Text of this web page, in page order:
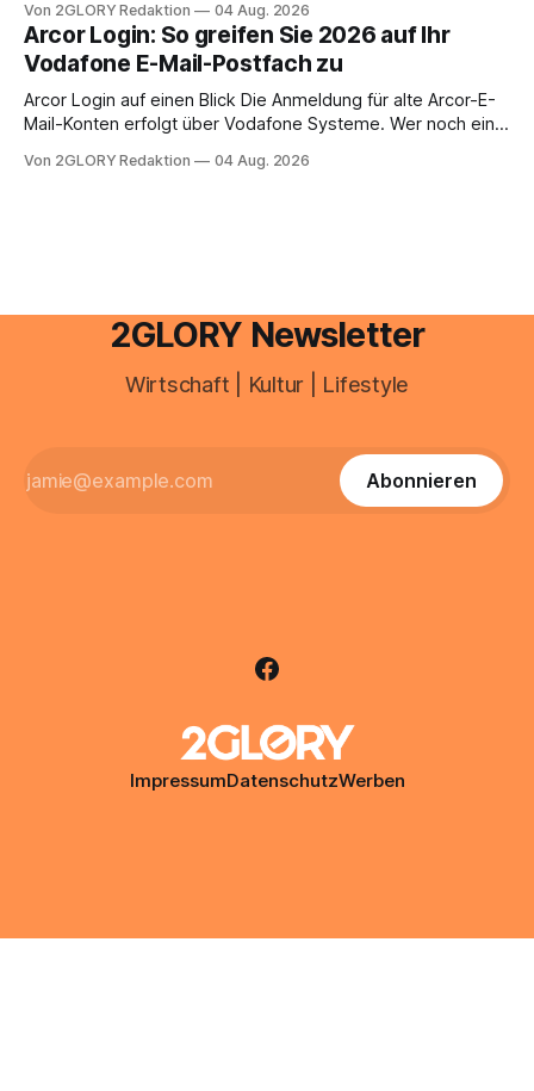
abwesenheiten und die gesamte kommunikation rund um
Ihr personal digital zu organisieren. In diesem Leitfaden
erfahren Sie alles, was Sie für einen reibungslosen Einstieg
brauchen, von der Registrierung
Von 2GLORY Redaktion 04 Aug. 2026
Arcor Login: So greifen Sie 2026 auf Ihr
Vodafone E-Mail-Postfach zu
Arcor Login auf einen Blick Die Anmeldung für alte Arcor-E-
Mail-Konten erfolgt über Vodafone Systeme. Wer noch eine
besitzt, loggt sich heute über das Vodafone E-Mail & Cloud
Von 2GLORY Redaktion 04 Aug. 2026
2GLORY Newsletter
Wirtschaft | Kultur | Lifestyle
Abonnieren
ImpressumDatenschutzWerben